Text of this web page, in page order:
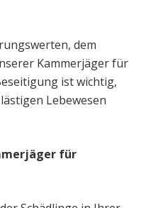
dem
Kammerjäger für
ist wichtig,
Lebewesen
für